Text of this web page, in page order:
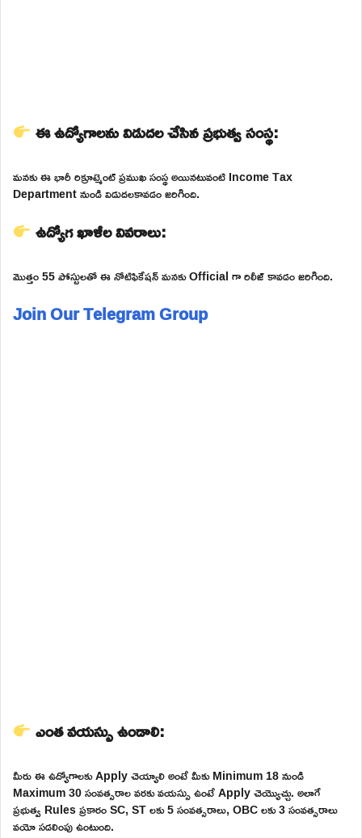
ఈ ఉద్యోగాలను విడుదల చేసిన ప్రభుత్వ సంస్థ:
మనకు ఈ భారీ రిక్రూట్మెంట్ ప్రముఖ సంస్థ అయినటువంటి Income Tax
Department నుండి విడుదలకావడం జరిగింది.
ఉద్యోగ ఖాళీల వివరాలు:
మొత్తం 55 పోస్టులతో ఈ నోటిఫికేషన్ మనకు Official గా రిలీజ్ కావడం జరిగింది.
Join Our Telegram Group
ఎంత వయస్సు ఉండాలి:
మీరు ఈ ఉద్యోగాలకు Apply చెయ్యాలి అంటే మీకు Minimum 18 నుండి
Maximum 30 సంవత్సరాల వరకు వయస్సు ఉంటే Apply చెయ్యొచ్చు. అలాగే
ప్రభుత్వ Rules ప్రకారం SC, ST లకు 5 సంవత్సరాలు, OBC లకు 3 సంవత్సరాలు
వయో సడలింపు ఉంటుంది.